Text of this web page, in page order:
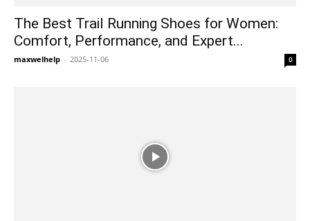
The Best Trail Running Shoes for Women:
Comfort, Performance, and Expert...
maxwelhelp - 2025-11-06 0